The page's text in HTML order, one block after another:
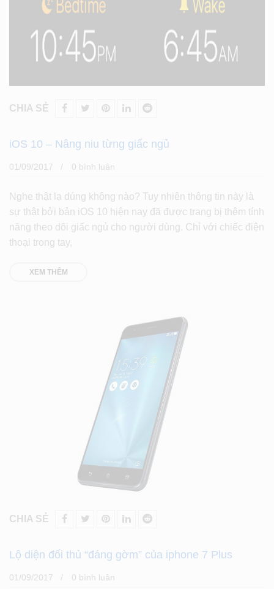
CHIA SẺ
iOS 10 – Nâng niu từng giấc ngủ
01/09/2017 0 bình luân
Nghe thật lạ dúng không nào? Tuy nhiên thông tin này là
sự thật bởi bản iOS 10 hiện nay đã được trang bị thêm tính
năng theo dõi giấc ngủ cho người dùng. Chỉ với chiếc điện
thoại trong tay,
XEM THÊM
CHIA SẺ
Lộ diện đối thủ “đáng gờm” của iphone 7 Plus
01/09/2017 0 bình luân